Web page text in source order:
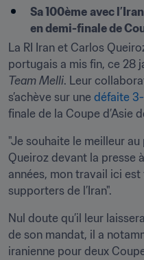
Sa 100ème avec
en demi-finale de
La RI Iran et Carlos
Team Melli. Leur
s’achève sur une défaite
finale de la Coupe d’Asie
"Je souhaite le meilleur
Queiroz devant la presse
années, mon travail ici
supporters de l’Iran".
Nul doute qu’il leur
de son mandat, il a
iranienne pour deux